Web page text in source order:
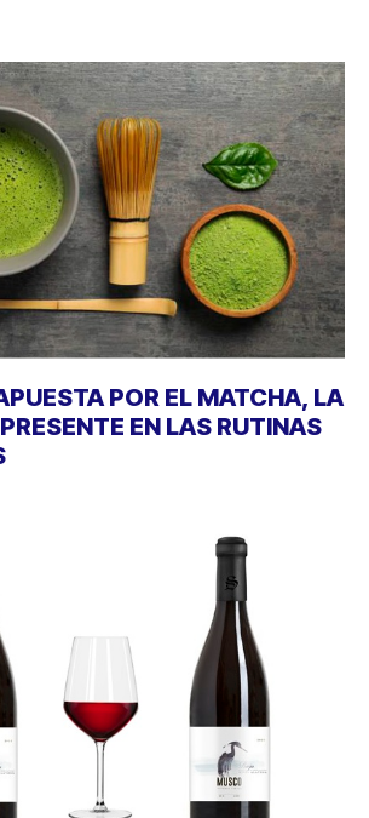
POR EL MATCHA, LA
EN LAS RUTINAS